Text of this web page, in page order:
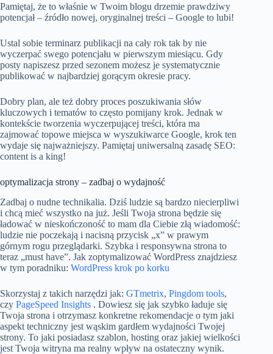
Pamiętaj, że to właśnie w Twoim blogu drzemie prawdziwy
potencjał – źródło nowej, oryginalnej treści – Google to lubi!
Ustal sobie terminarz publikacji na cały rok tak by nie
wyczerpać swego potencjału w pierwszym miesiącu. Gdy
posty napiszesz przed sezonem możesz je systematycznie
publikować w najbardziej gorącym okresie pracy.
Dobry plan, ale też dobry proces poszukiwania słów
kluczowych i tematów to często pomijany krok. Jednak w
kontekście tworzenia wyczerpującej treści, która ma
zajmować topowe miejsca w wyszukiwarce Google, krok ten
wydaje się najważniejszy. Pamiętaj uniwersalną zasadę SEO:
content is a king!
optymalizacja strony – zadbaj o wydajność
Zadbaj o nudne technikalia. Dziś ludzie są bardzo niecierpliwi
i chcą mieć wszystko na już. Jeśli Twoja strona będzie się
ładować w nieskończoność to mam dla Ciebie złą wiadomość:
ludzie nie poczekają i nacisną przycisk „x” w prawym
górnym rogu przeglądarki. Szybka i responsywna strona to
teraz „must have”. Jak zoptymalizować WordPress znajdziesz
w tym poradniku: WordPress krok po korku
Skorzystaj z takich narzędzi jak: GTmetrix, Pingdom tools,
czy PageSpeed Insights . Dowiesz się jak szybko ładuje się
Twoja strona i otrzymasz konkretne rekomendacje o tym jaki
aspekt techniczny jest wąskim gardłem wydajności Twojej
strony. To jaki posiadasz szablon, hosting oraz jakiej wielkości
jest Twoja witryna ma realny wpływ na ostateczny wynik.